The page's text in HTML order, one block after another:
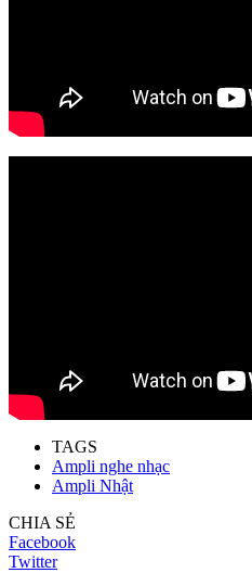
TAGS
Ampli nghe nhạc
Ampli Nhật
CHIA SẺ
Facebook
Twitter